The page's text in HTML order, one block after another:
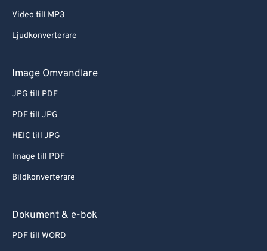
Video till MP3
Ljudkonverterare
Image Omvandlare
JPG till PDF
PDF till JPG
HEIC till JPG
Image till PDF
Bildkonverterare
Dokument & e-bok
PDF till WORD